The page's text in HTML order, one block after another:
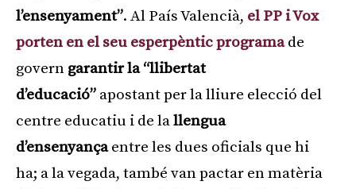
l’ensenyament”. Al País Valencià, el PP i Vox
porten en el seu esperpèntic programade
govern garantir la “llibertat
d’educació” apostant per la lliure elecció del
centre educatiu i de lallengua
d’ensenyançaentre les dues oficials que hi
ha; a la vegada, també van pactar en matèria